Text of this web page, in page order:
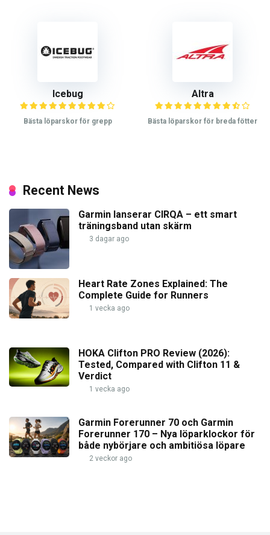
Icebug
Bästa löparskor för grepp
Altra
Bästa löparskor för breda fötter
Recent News
Garmin lanserar CIRQA – ett smart
träningsband utan skärm
3 dagar ago
Heart Rate Zones Explained: The
Complete Guide for Runners
1 vecka ago
HOKA Clifton PRO Review (2026):
Tested, Compared with Clifton 11 &
Verdict
1 vecka ago
Garmin Forerunner 70 och Garmin
Forerunner 170 – Nya löparklockor för
både nybörjare och ambitiösa löpare
2 veckor ago